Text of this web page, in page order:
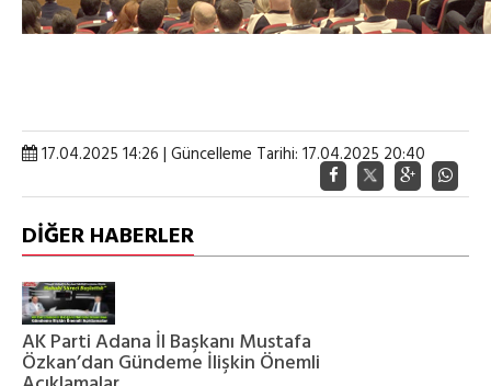
17.04.2025 14:26 | Güncelleme Tarihi: 17.04.2025 20:40
DİĞER HABERLER
AK Parti Adana İl Başkanı Mustafa
Özkan’dan Gündeme İlişkin Önemli